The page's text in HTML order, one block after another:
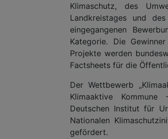
Klimaschutz, des
Landkreistages und
eingegangenen
Kategorie. Die
Projekte werden
Factsheets für die
Der Wettbewerb
Klimaaktive
Deutschen Institut für
Nationalen
gefördert.